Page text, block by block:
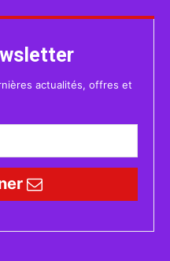
actualités, offres et